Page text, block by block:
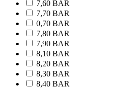
7,60 BAR
7,70 BAR
0,70 BAR
7,80 BAR
7,90 BAR
8,10 BAR
8,20 BAR
8,30 BAR
8,40 BAR